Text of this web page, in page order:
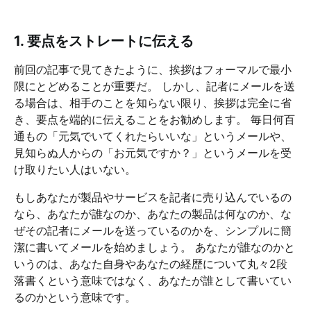
1. 要点をストレートに伝える
前回の記事で見てきたように、挨拶はフォーマルで最小
限にとどめることが重要だ。 しかし、記者にメールを送
る場合は、相手のことを知らない限り、挨拶は完全に省
き、要点を端的に伝えることをお勧めします。 毎日何百
通もの「元気でいてくれたらいいな」というメールや、
見知らぬ人からの「お元気ですか？」というメールを受
け取りたい人はいない。
もしあなたが製品やサービスを記者に売り込んでいるの
なら、あなたが誰なのか、あなたの製品は何なのか、な
ぜその記者にメールを送っているのかを、シンプルに簡
潔に書いてメールを始めましょう。 あなたが誰なのかと
いうのは、あなた自身やあなたの経歴について丸々2段
落書くという意味ではなく、あなたが誰として書いてい
るのかという意味です。